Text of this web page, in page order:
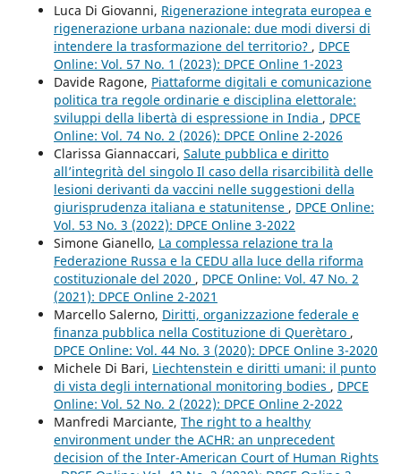
Luca Di Giovanni, Rigenerazione integrata europea e
rigenerazione urbana nazionale: due modi diversi di
intendere la trasformazione del territorio? , DPCE
Online: Vol. 57 No. 1 (2023): DPCE Online 1-2023
Davide Ragone, Piattaforme digitali e comunicazione
politica tra regole ordinarie e disciplina elettorale:
sviluppi della libertà di espressione in India , DPCE
Online: Vol. 74 No. 2 (2026): DPCE Online 2-2026
Clarissa Giannaccari, Salute pubblica e diritto
all’integrità del singolo Il caso della risarcibilità delle
lesioni derivanti da vaccini nelle suggestioni della
giurisprudenza italiana e statunitense , DPCE Online:
Vol. 53 No. 3 (2022): DPCE Online 3-2022
Simone Gianello, La complessa relazione tra la
Federazione Russa e la CEDU alla luce della riforma
costituzionale del 2020 , DPCE Online: Vol. 47 No. 2
(2021): DPCE Online 2-2021
Marcello Salerno, Diritti, organizzazione federale e
finanza pubblica nella Costituzione di Querètaro ,
DPCE Online: Vol. 44 No. 3 (2020): DPCE Online 3-2020
Michele Di Bari, Liechtenstein e diritti umani: il punto
di vista degli international monitoring bodies , DPCE
Online: Vol. 52 No. 2 (2022): DPCE Online 2-2022
Manfredi Marciante, The right to a healthy
environment under the ACHR: an unprecedent
decision of the Inter-American Court of Human Rights